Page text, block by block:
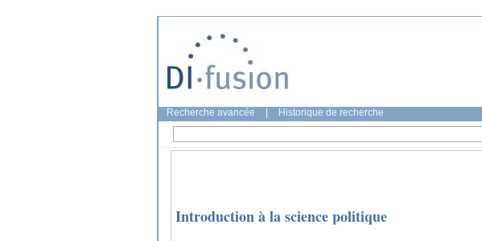
Recherche avancée Historique de recherche
Introduction à la science politique